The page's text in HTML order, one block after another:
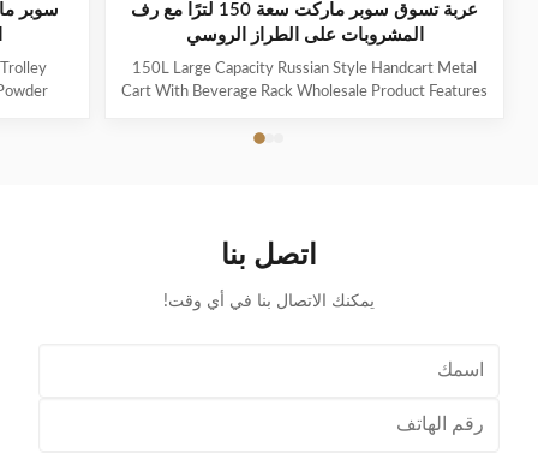
عربة تسوق سوبر ماركت سعة 150 لترًا مع رف
المشروبات على الطراز الروسي
150L Large Capacity Russian Style Handcart Metal
Cart With Beverage Rack Wholesale Product Features
which is high-quality and durable Europe and the
With a storage foundation, free up more space
Surface treatment, color, logo,
سوبر
اتصل بنا
يمكنك الاتصال بنا في أي وقت!